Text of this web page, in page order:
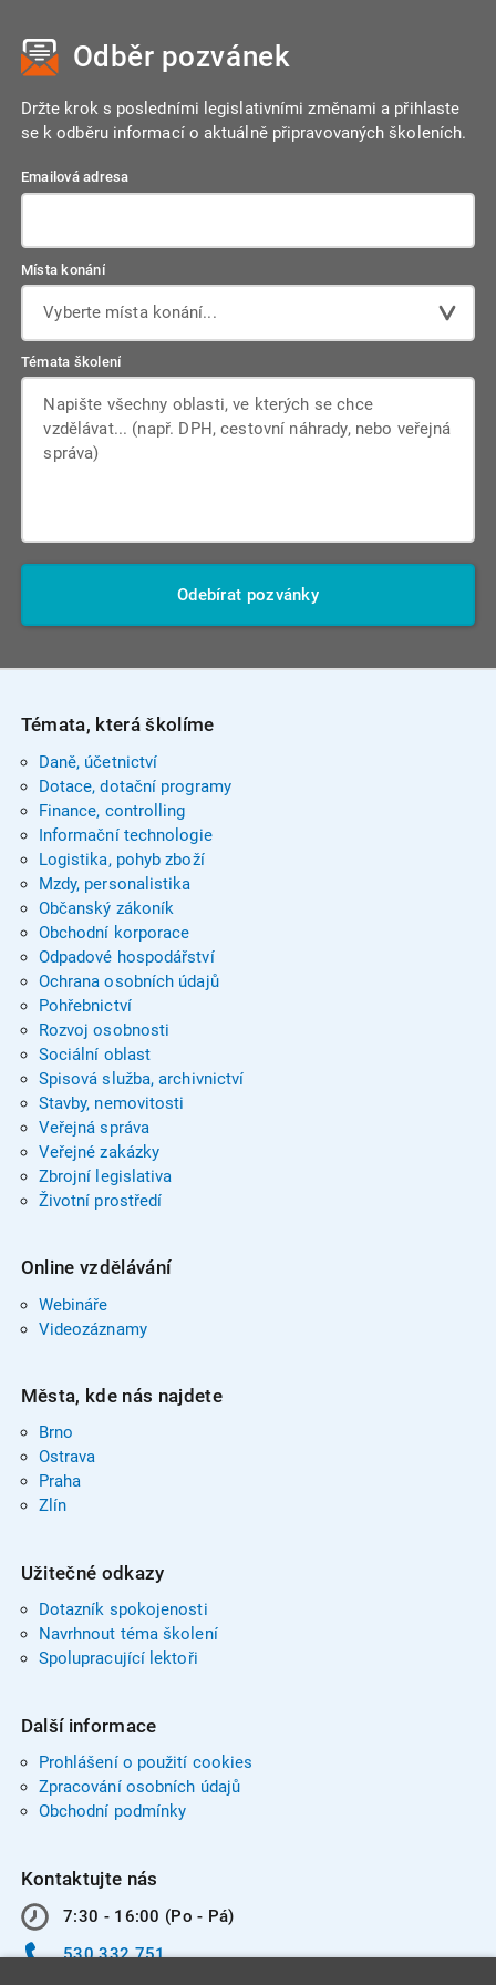
pouze při skončení pracovního poměru.
Odběr pozvánek
Držte krok s posledními legislativními změnami a přihlaste
se k odběru informací o aktuálně připravovaných školeních.
Emailová adresa
Místa konání
Vyberte místa konání...
Témata školení
Odebírat pozvánky
Témata, která školíme
Daně, účetnictví
Dotace, dotační programy
Finance, controlling
Informační technologie
Logistika, pohyb zboží
Mzdy, personalistika
Občanský zákoník
Obchodní korporace
Odpadové hospodářství
Ochrana osobních údajů
Pohřebnictví
Rozvoj osobnosti
Sociální oblast
Spisová služba, archivnictví
Stavby, nemovitosti
Veřejná správa
Veřejné zakázky
Zbrojní legislativa
Životní prostředí
Online vzdělávání
Webináře
Videozáznamy
Města, kde nás najdete
Brno
Ostrava
Praha
Zlín
Užitečné odkazy
Dotazník spokojenosti
Navrhnout téma školení
Spolupracující lektoři
Další informace
Prohlášení o použití cookies
Zpracování osobních údajů
Obchodní podmínky
Kontaktujte nás
7:30 - 16:00 (Po - Pá)
530 332 751